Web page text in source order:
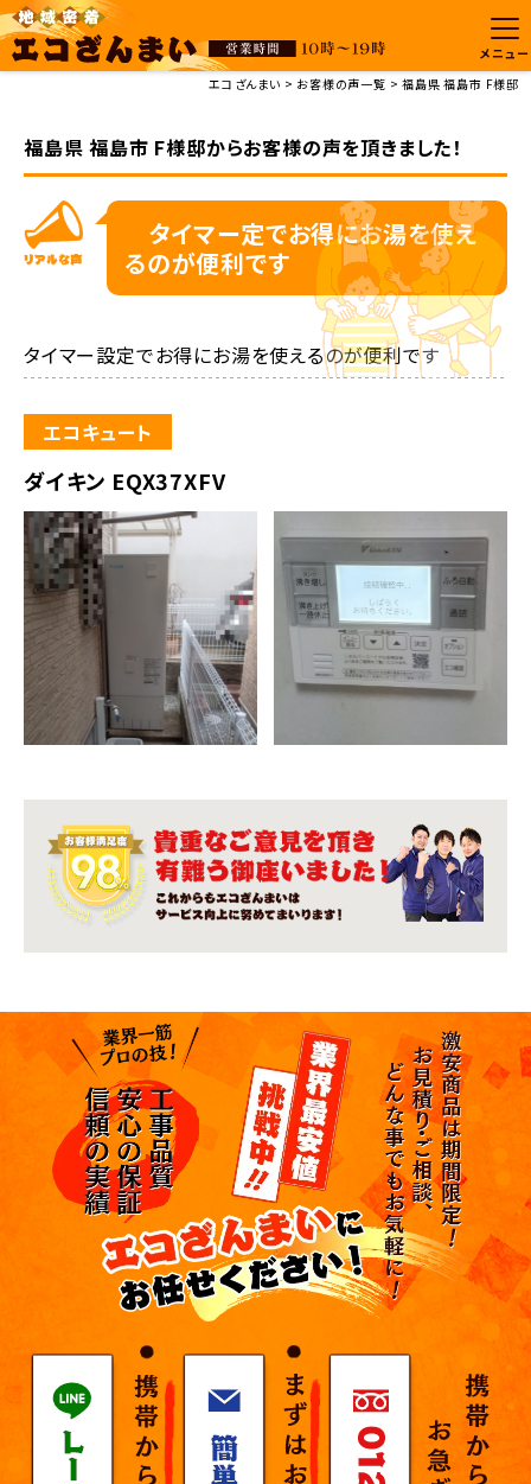
メニュー
エコざんまい
お客様の声一覧 福島県 福島市 F様邸
福島県 福島市 F様邸からお客様の声を頂きました！
タイマー定でお得にお湯を使え
るのが便利です
タイマー設定でお得にお湯を使えるのが便利です
エコキュート
ダイキン EQX37XFV